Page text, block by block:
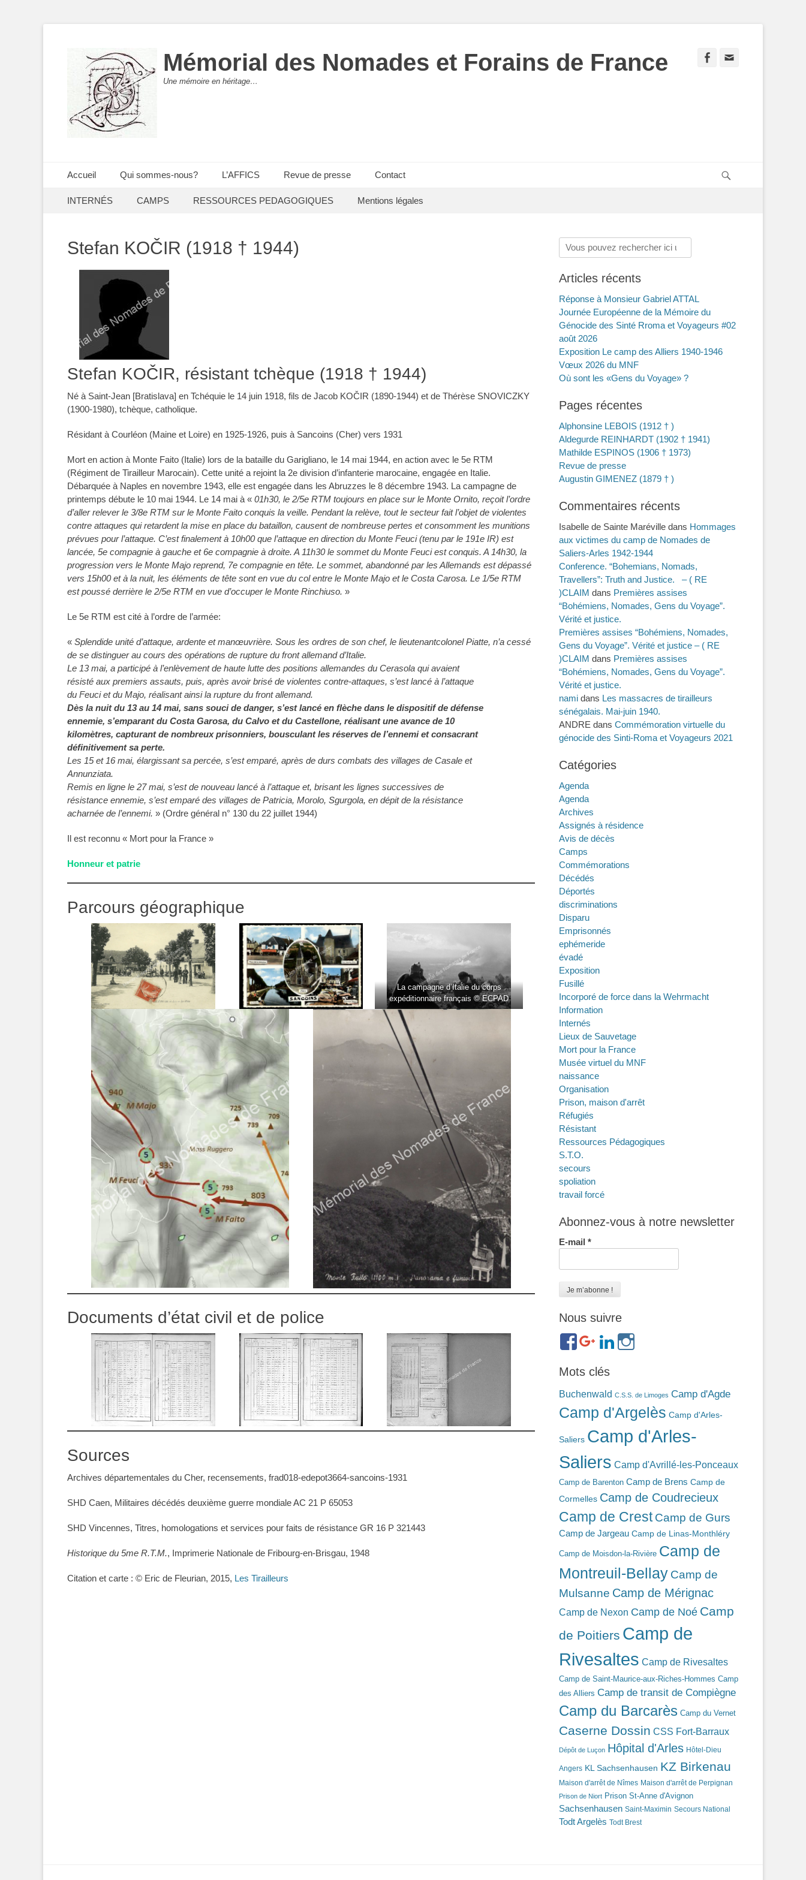
Mémorial des Nomades et Forains de France
Une mémoire en héritage…
Facebook
Menu principal
Accueil Qui sommes-nous? L’AFFICS Revue de presse Contact
Menu secondaire
INTERNÉS CAMPS RESSOURCES PEDAGOGIQUES Mentions légales
Stefan KOČIR (1918 † 1944)
Stefan KOČIR, résistant tchèque (1918 † 1944)
Né à Saint-Jean [Bratislava] en Tchéquie le 14 juin 1918, fils de Jacob KOČIR (1890-1944) et de Thérèse SNOVICZKY
(1900-1980), tchèque, catholique.
Résidant à Courléon (Maine et Loire) en 1925-1926, puis à Sancoins (Cher) vers 1931
Mort en action à Monte Faito (Italie) lors de la bataille du Garigliano, le 14 mai 1944, en action avec le 5e RTM
(Régiment de Tirailleur Marocain). Cette unité a rejoint la 2e division d’infanterie marocaine, engagée en Italie.
Débarquée à Naples en novembre 1943, elle est engagée dans les Abruzzes le 8 décembre 1943. La campagne de
printemps débute le 10 mai 1944. Le 14 mai à « 01h30, le 2/5e RTM toujours en place sur le Monte Ornito, reçoit l’ordre
d’aller relever le 3/8e RTM sur le Monte Faito conquis la veille. Pendant la relève, tout le secteur fait l’objet de violentes
contre attaques qui retardent la mise en place du bataillon, causent de nombreuse pertes et consomment les munitions
prévues pour l’attaque. C’est finalement à 10h00 que l’attaque en direction du Monte Feuci (tenu par le 191e IR) est
lancée, 5e compagnie à gauche et 6e compagnie à droite. A 11h30 le sommet du Monte Feuci est conquis. A 14h30, la
progression vers le Monte Majo reprend, 7e compagnie en tête. Le sommet, abandonné par les Allemands est dépassé
vers 15h00 et à la nuit, les éléments de tête sont en vue du col entre le Monte Majo et le Costa Carosa. Le 1/5e RTM
est poussé derrière le 2/5e RTM en vue d’occuper le Monte Rinchiuso. »
Le 5e RTM est cité à l’ordre de l’armée:
« Splendide unité d’attaque, ardente et manœuvrière. Sous les ordres de son chef, le lieutenantcolonel Piatte, n’a cessé
de se distinguer au cours des opérations de rupture du front allemand d’Italie.
Le 13 mai, a participé à l’enlèvement de haute lutte des positions allemandes du Cerasola qui avaient
résisté aux premiers assauts, puis, après avoir brisé de violentes contre-attaques, s’est lancé à l’attaque
du Feuci et du Majo, réalisant ainsi la rupture du front allemand.
Dès la nuit du 13 au 14 mai, sans souci de danger, s’est lancé en flèche dans le dispositif de défense
ennemie, s’emparant du Costa Garosa, du Calvo et du Castellone, réalisant une avance de 10
kilomètres, capturant de nombreux prisonniers, bousculant les réserves de l’ennemi et consacrant
définitivement sa perte.
Les 15 et 16 mai, élargissant sa percée, s’est emparé, après de durs combats des villages de Casale et
Annunziata.
Remis en ligne le 27 mai, s’est de nouveau lancé à l’attaque et, brisant les lignes successives de
résistance ennemie, s’est emparé des villages de Patricia, Morolo, Sgurgola, en dépit de la résistance
acharnée de l’ennemi. » (Ordre général n° 130 du 22 juillet 1944)
Il est reconnu « Mort pour la France »
Honneur et patrie
Parcours géographique
La campagne d’Italie du corps
expéditionnaire français © ECPAD
Documents d’état civil et de police
Sources
Archives départementales du Cher, recensements, frad018-edepot3664-sancoins-1931
SHD Caen, Militaires décédés deuxième guerre mondiale AC 21 P 65053
SHD Vincennes, Titres, homologations et services pour faits de résistance GR 16 P 321443
Historique du 5me R.T.M., Imprimerie Nationale de Fribourg-en-Brisgau, 1948
Citation et carte : © Eric de Fleurian, 2015, Les Tirailleurs
Rechercher :
Articles récents
Réponse à Monsieur Gabriel ATTAL
Journée Européenne de la Mémoire du
Génocide des Sinté Rroma et Voyageurs #02
août 2026
Exposition Le camp des Alliers 1940-1946
Vœux 2026 du MNF
Où sont les «Gens du Voyage» ?
Pages récentes
Alphonsine LEBOIS (1912 † )
Aldegurde REINHARDT (1902 † 1941)
Mathilde ESPINOS (1906 † 1973)
Revue de presse
Augustin GIMENEZ (1879 † )
Commentaires récents
Isabelle de Sainte Maréville dans Hommages
aux victimes du camp de Nomades de
Saliers-Arles 1942-1944
Conference. “Bohemians, Nomads,
Travellers”: Truth and Justice. – ( RE
)CLAIM dans Premières assises
“Bohémiens, Nomades, Gens du Voyage”.
Vérité et justice.
Premières assises “Bohémiens, Nomades,
Gens du Voyage”. Vérité et justice – ( RE
)CLAIM dans Premières assises
“Bohémiens, Nomades, Gens du Voyage”.
Vérité et justice.
nami dans Les massacres de tirailleurs
sénégalais. Mai-juin 1940.
ANDRE dans Commémoration virtuelle du
génocide des Sinti-Roma et Voyageurs 2021
Catégories
Agenda
Agenda
Archives
Assignés à résidence
Avis de décès
Camps
Commémorations
Décédés
Déportés
discriminations
Disparu
Emprisonnés
ephémeride
évadé
Exposition
Fusillé
Incorporé de force dans la Wehrmacht
Information
Internés
Lieux de Sauvetage
Mort pour la France
Musée virtuel du MNF
naissance
Organisation
Prison, maison d'arrêt
Réfugiés
Résistant
Ressources Pédagogiques
S.T.O.
secours
spoliation
travail forcé
Abonnez-vous à notre newsletter
E-mail *
Nous suivre
https://www.facebook.com/groups/
ref=br_rs
https://plus.google.com/b/114372604835066525589/
https://www.linkedin.com/in/gigi-
bonin-
Mots clés
Buchenwald C.S.S. de Limoges Camp d'Agde
Camp d'Argelès Camp d'Arles-
Saliers Camp d'Arles-
Saliers Camp d'Avrillé-les-Ponceaux
Camp de Barenton Camp de Brens Camp de
Cormelles Camp de Coudrecieux
Camp de Crest Camp de Gurs
Camp de Jargeau Camp de Linas-Monthléry
Camp de Moisdon-la-Rivière Camp de
Montreuil-Bellay Camp de
Mulsanne Camp de Mérignac
Camp de Nexon Camp de Noé Camp
de Poitiers Camp de
Rivesaltes Camp de Rivesaltes
Camp de Saint-Maurice-aux-Riches-Hommes Camp
des Alliers Camp de transit de Compiègne
Camp du Barcarès Camp du Vernet
Caserne Dossin CSS Fort-Barraux
Dépôt de Luçon Hôpital d'Arles Hôtel-Dieu
Angers KL Sachsenhausen KZ Birkenau
Maison d'arrêt de Nîmes Maison d'arrêt de Perpignan
Prison de Niort Prison St-Anne d'Avignon
Sachsenhausen Saint-Maximin Secours National
Todt Argelès Todt Brest